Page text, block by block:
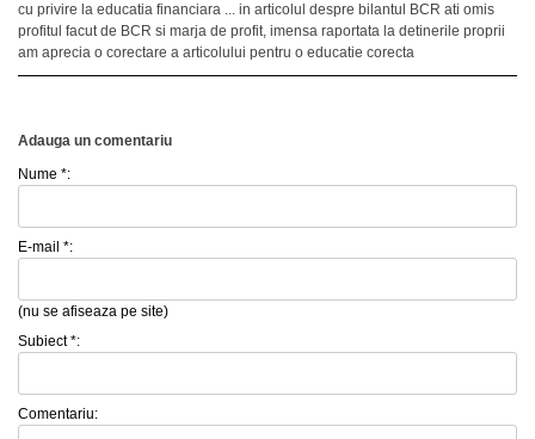
cu privire la educatia financiara ... in articolul despre bilantul BCR ati omis
profitul facut de BCR si marja de profit, imensa raportata la detinerile proprii
am aprecia o corectare a articolului pentru o educatie corecta
Adauga un comentariu
Nume *:
E-mail *:
(nu se afiseaza pe site)
Subiect *:
Comentariu: